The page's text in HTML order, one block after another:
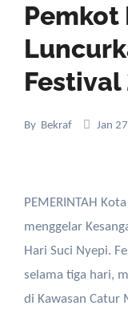
Pemkot
By Bekraf Jan
PEMERINTAH Kota (Pemkot) Denpasar kembali
menggelar
Hari Suci Nyepi.
selama tiga hari,
di Kawasan Catur